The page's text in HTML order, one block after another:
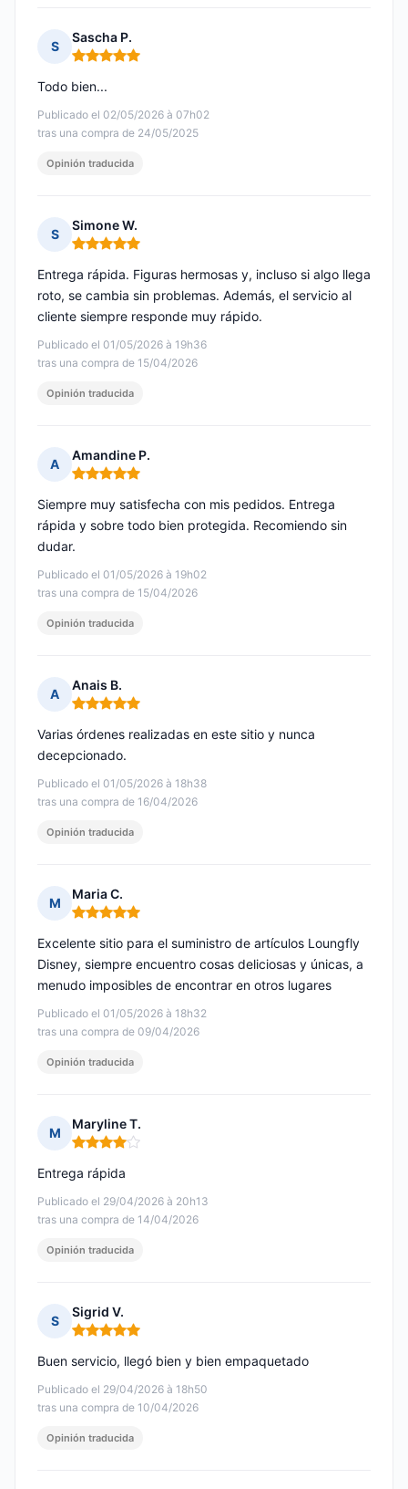
S
Sascha P.
Nota: 5 de 5
Publicado el 02/05/2026 à 07h02
tras una compra de 24/05/2025
Todo bien...
Opinión traducida
S
Simone W.
Nota: 5 de 5
Publicado el 01/05/2026 à 19h36
tras una compra de 15/04/2026
Entrega rápida. Figuras hermosas y, incluso si algo llega
roto, se cambia sin problemas. Además, el servicio al
cliente siempre responde muy rápido.
Opinión traducida
A
Amandine P.
Nota: 5 de 5
Publicado el 01/05/2026 à 19h02
tras una compra de 15/04/2026
Siempre muy satisfecha con mis pedidos. Entrega
rápida y sobre todo bien protegida. Recomiendo sin
dudar.
Opinión traducida
A
Anais B.
Nota: 5 de 5
Publicado el 01/05/2026 à 18h38
tras una compra de 16/04/2026
Varias órdenes realizadas en este sitio y nunca
decepcionado.
Opinión traducida
M
Maria C.
Nota: 5 de 5
Publicado el 01/05/2026 à 18h32
tras una compra de 09/04/2026
Excelente sitio para el suministro de artículos Loungfly
Disney, siempre encuentro cosas deliciosas y únicas, a
menudo imposibles de encontrar en otros lugares
Opinión traducida
M
Maryline T.
Nota: 4 de 5
Publicado el 29/04/2026 à 20h13
tras una compra de 14/04/2026
Entrega rápida
Opinión traducida
S
Sigrid V.
Nota: 5 de 5
Publicado el 29/04/2026 à 18h50
tras una compra de 10/04/2026
Buen servicio, llegó bien y bien empaquetado
Opinión traducida